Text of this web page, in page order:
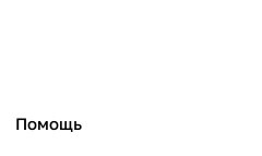
Помощь